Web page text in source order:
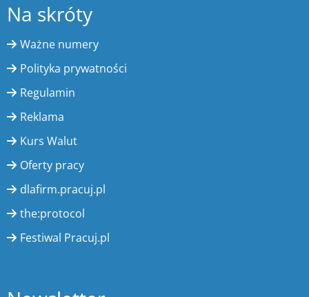
Na skróty
Ważne numery
Polityka prywatności
Regulamin
Reklama
Kurs Walut
Oferty pracy
dlafirm.pracuj.pl
the:protocol
Festiwal Pracuj.pl